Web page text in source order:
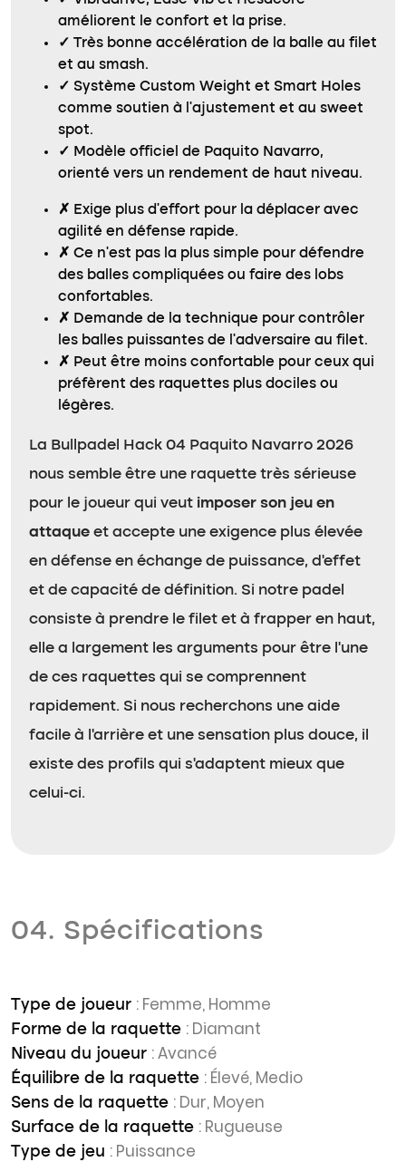
améliorent le confort et la prise.
✓ Très bonne accélération de la balle au filet
et au smash.
✓ Système Custom Weight et Smart Holes
comme soutien à l’ajustement et au sweet
spot.
✓ Modèle officiel de Paquito Navarro,
orienté vers un rendement de haut niveau.
✗ Exige plus d’effort pour la déplacer avec
agilité en défense rapide.
✗ Ce n’est pas la plus simple pour défendre
des balles compliquées ou faire des lobs
confortables.
✗ Demande de la technique pour contrôler
les balles puissantes de l’adversaire au filet.
✗ Peut être moins confortable pour ceux qui
préfèrent des raquettes plus dociles ou
légères.
La Bullpadel Hack 04 Paquito Navarro 2026
nous semble être une raquette très sérieuse
pour le joueur qui veut imposer son jeu en
attaque et accepte une exigence plus élevée
en défense en échange de puissance, d’effet
et de capacité de définition. Si notre padel
consiste à prendre le filet et à frapper en haut,
elle a largement les arguments pour être l’une
de ces raquettes qui se comprennent
rapidement. Si nous recherchons une aide
facile à l’arrière et une sensation plus douce, il
existe des profils qui s’adaptent mieux que
celui-ci.
04. Spécifications
Type de joueur : Femme, Homme
Forme de la raquette : Diamant
Niveau du joueur : Avancé
Équilibre de la raquette : Élevé, Medio
Sens de la raquette : Dur, Moyen
Surface de la raquette : Rugueuse
Type de jeu : Puissance